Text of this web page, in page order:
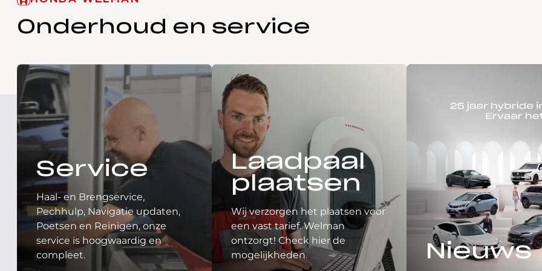
Onderhoud en service
Service
Haal- en Brengservice,
Pechhulp, Navigatie updaten,
Poetsen en Reinigen, onze
service is hoogwaardig en
compleet.
Laadpaal
plaatsen
Wij verzorgen het plaatsen voor
een vast tarief. Welman
ontzorgt! Check hier de
mogelijkheden.
Nieuws